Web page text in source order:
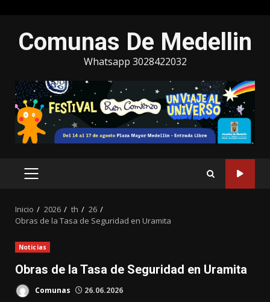
contenido
Comunas De Medellin
Whatsapp 3028422032
MENÚ
Inicio 2026 th
26
Obras de la Tasa de Seguridad en Uramita
Noticias
Obras de la Tasa de Seguridad en Uramita
Comunas 26.06.2026